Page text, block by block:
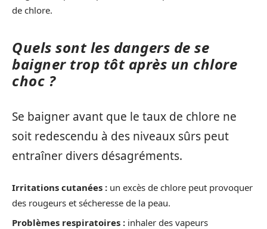
de chlore.
Quels sont les dangers de se
baigner trop tôt après un chlore
choc ?
Se baigner avant que le taux de chlore ne
soit redescendu à des niveaux sûrs peut
entraîner divers désagréments.
Irritations cutanées : un excès de chlore peut provoquer
des rougeurs et sécheresse de la peau.
Problèmes respiratoires : inhaler des vapeurs